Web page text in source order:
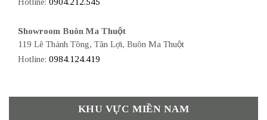
Showroom Buôn Ma Thuột
119 Lê Thánh Tông, Tân Lợi, Buôn Ma Thuột
Hotline: 0984.124.419
KHU VỰC MIỀN NAM